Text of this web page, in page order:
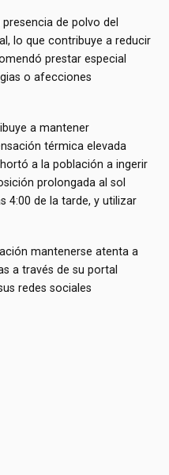
de polvo del
lo que contribuye a reducir
prestar especial
o afecciones
a mantener
térmica elevada
a la población a ingerir
prolongada al sol
4:00 de la tarde, y utilizar
mantenerse atenta a
a través de su portal
redes sociales